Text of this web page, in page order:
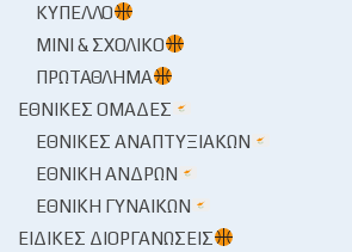
ΚΎΠΕΛΛΟ
ΜΊΝΙ & ΣΧΟΛΙΚΌ
ΠΡΩΤΆΘΛΗΜΑ
ΕΘΝΙΚΈΣ ΟΜΆΔΕΣ
ΕΘΝΙΚΈΣ ΑΝΑΠΤΥΞΙΑΚΏΝ
ΕΘΝΙΚΉ ΑΝΔΡΏΝ
ΕΘΝΙΚΉ ΓΥΝΑΙΚΏΝ
ΕΙΔΙΚΈΣ ΔΙΟΡΓΑΝΏΣΕΙΣ